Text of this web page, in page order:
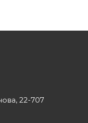
22-707